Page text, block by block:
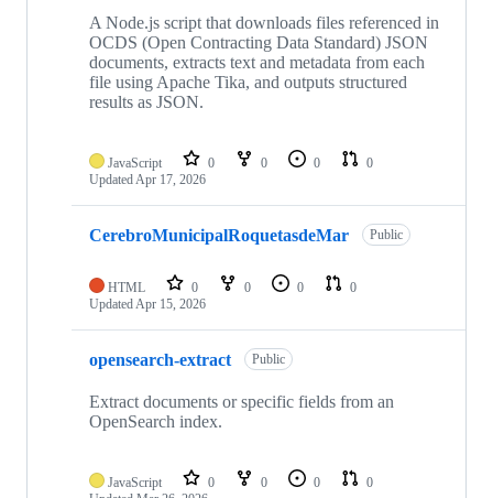
A Node.js script that downloads files referenced in
OCDS (Open Contracting Data Standard) JSON
documents, extracts text and metadata from each
file using Apache Tika, and outputs structured
results as JSON.
JavaScript 0 0 0
0
UpdatedApr 17, 2026
CerebroMunicipalRoquetasdeMar Public
HTML 0 0 0
0
UpdatedApr 15, 2026
opensearch-extract Public
Extract documents or specific fields from an
OpenSearch index.
JavaScript 0 0 0
0